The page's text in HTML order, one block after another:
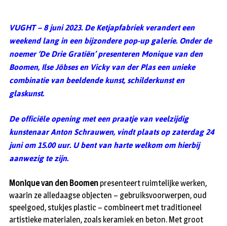
VUGHT – 8 juni 2023. De Ketjapfabriek verandert een
weekend lang in een bijzondere pop-up galerie.Onder de
noemer ‘De Drie Gratiën’ presenteren Monique van den
Boomen,Ilse Jöbses en Vicky van der Plas een unieke
combinatie van beeldende kunst,schilderkunst en
glaskunst.
De officiële opening met een praatje van veelzijdig
kunstenaar Anton Schrauwen,vindt plaats op zaterdag 24
juni om 15.00 uur.U bent van harte welkom om hierbij
aanwezig te zijn.
Monique van den Boomen presenteert ruimtelijke werken,
waarin ze alledaagse objecten – gebruiksvoorwerpen, oud
speelgoed, stukjes plastic – combineert met traditioneel
artistieke materialen, zoals keramiek en beton. Met groot